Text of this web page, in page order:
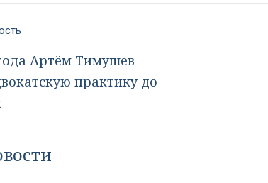
Артём Тимушев
практику до